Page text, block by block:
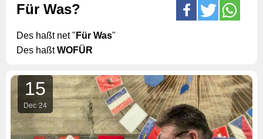
Für Was?
Des haßt net " Für Was"
Des haßtWOFÜR
15
Dec 24